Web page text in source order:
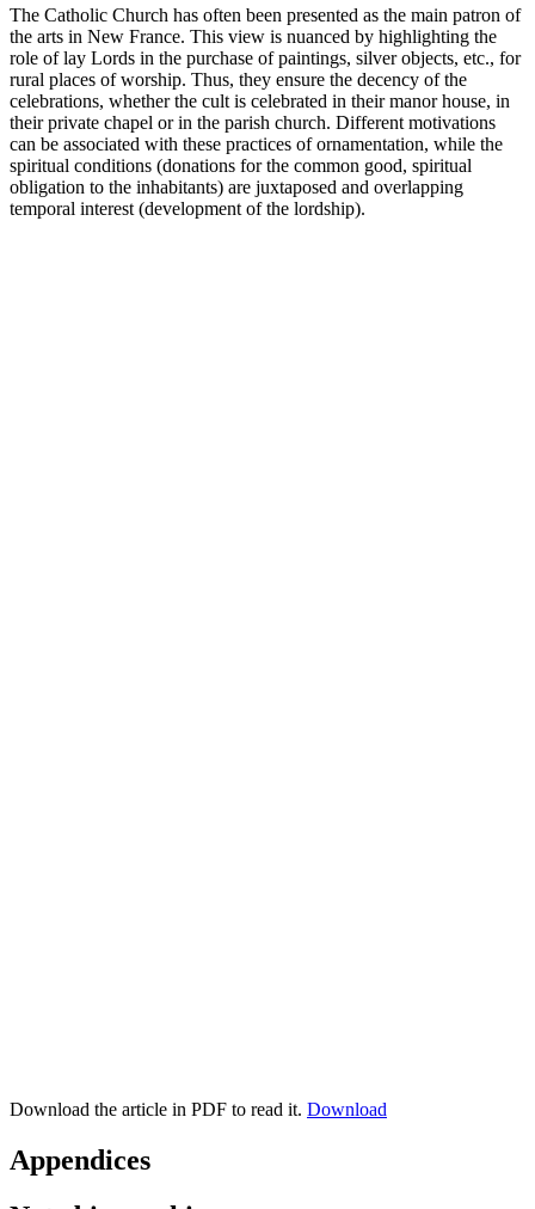
The Catholic Church has often been presented as the main patron of
the arts in New France. This view is nuanced by highlighting the
role of lay Lords in the purchase of paintings, silver objects, etc., for
rural places of worship. Thus, they ensure the decency of the
celebrations, whether the cult is celebrated in their manor house, in
their private chapel or in the parish church. Different motivations
can be associated with these practices of ornamentation, while the
spiritual conditions (donations for the common good, spiritual
obligation to the inhabitants) are juxtaposed and overlapping
temporal interest (development of the lordship).
Download the article in PDF to read it. Download
Appendices